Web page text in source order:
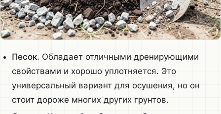
Песок. Обладает отличными дренирующими
свойствами и хорошо уплотняется. Это
универсальный вариант для осушения, но он
стоит дороже многих других грунтов.